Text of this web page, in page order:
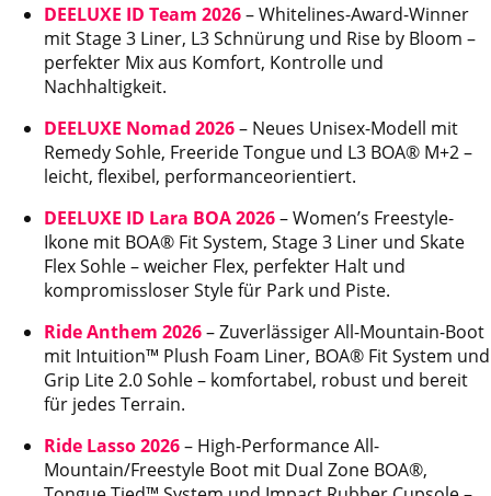
DEELUXE ID Team 2026– Whitelines-Award-Winner
mit Stage 3 Liner, L3 Schnürung und Rise by Bloom –
perfekter Mix aus Komfort, Kontrolle und
Nachhaltigkeit.
DEELUXE Nomad 2026– Neues Unisex-Modell mit
Remedy Sohle, Freeride Tongue und L3 BOA® M+2 –
leicht, flexibel, performanceorientiert.
DEELUXE ID Lara BOA 2026– Women’s Freestyle-
Ikone mit BOA® Fit System, Stage 3 Liner und Skate
Flex Sohle – weicher Flex, perfekter Halt und
kompromissloser Style für Park und Piste.
Ride Anthem 2026– Zuverlässiger All-Mountain-Boot
mit Intuition™ Plush Foam Liner, BOA® Fit System und
Grip Lite 2.0 Sohle – komfortabel, robust und bereit
für jedes Terrain.
Ride Lasso 2026– High-Performance All-
Mountain/Freestyle Boot mit Dual Zone BOA®,